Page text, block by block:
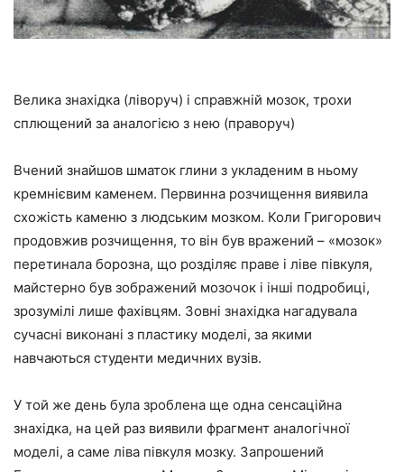
Велика знахідка (ліворуч) і справжній мозок, трохи
сплющений за аналогією з нею (праворуч)
Вчений знайшов шматок глини з укладеним в ньому
кремнієвим каменем. Первинна розчищення виявила
схожість каменю з людським мозком. Коли Григорович
продовжив розчищення, то він був вражений – «мозок»
перетинала борозна, що розділяє праве і ліве півкуля,
майстерно був зображений мозочок і інші подробиці,
зрозумілі лише фахівцям. Зовні знахідка нагадувала
сучасні виконані з пластику моделі, за якими
навчаються студенти медичних вузів.
У той же день була зроблена ще одна сенсаційна
знахідка, на цей раз виявили фрагмент аналогічної
моделі, а саме ліва півкуля мозку. Запрошений